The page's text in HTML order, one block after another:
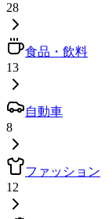
28
食品・飲料
13
自動車
8
ファッション
12